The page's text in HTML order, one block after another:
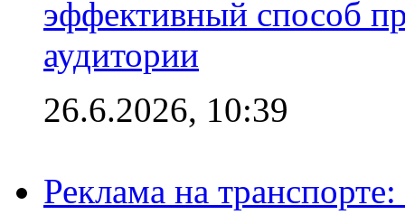
эффективный способ
аудитории
26.6.2026, 10:39
Реклама на